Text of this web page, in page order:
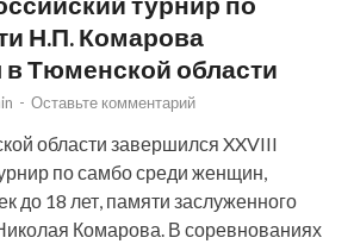
Н.П. Комарова
Тюменской области
- Оставьте комментарий
области завершился XXVIII
по самбо среди женщин,
до 18 лет, памяти заслуженного
Комарова. В соревнованиях